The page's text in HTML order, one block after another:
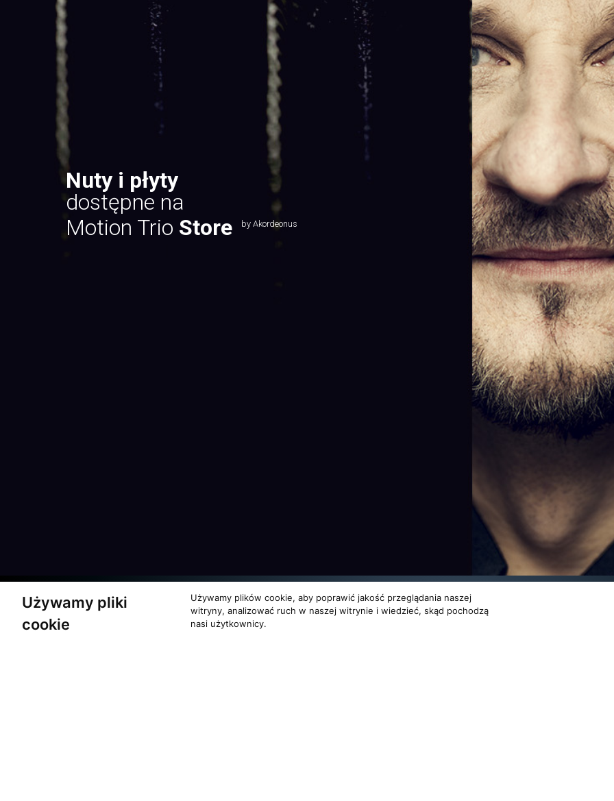
Używamy pliki
cookie
Używamy plików cookie, aby poprawić jakość przeglądania naszej
witryny, analizować ruch w naszej witrynie i wiedzieć, skąd pochodzą
nasi użytkownicy.
Nuty i płyty
dostępne na
Motion Trio Store by Akordeonus